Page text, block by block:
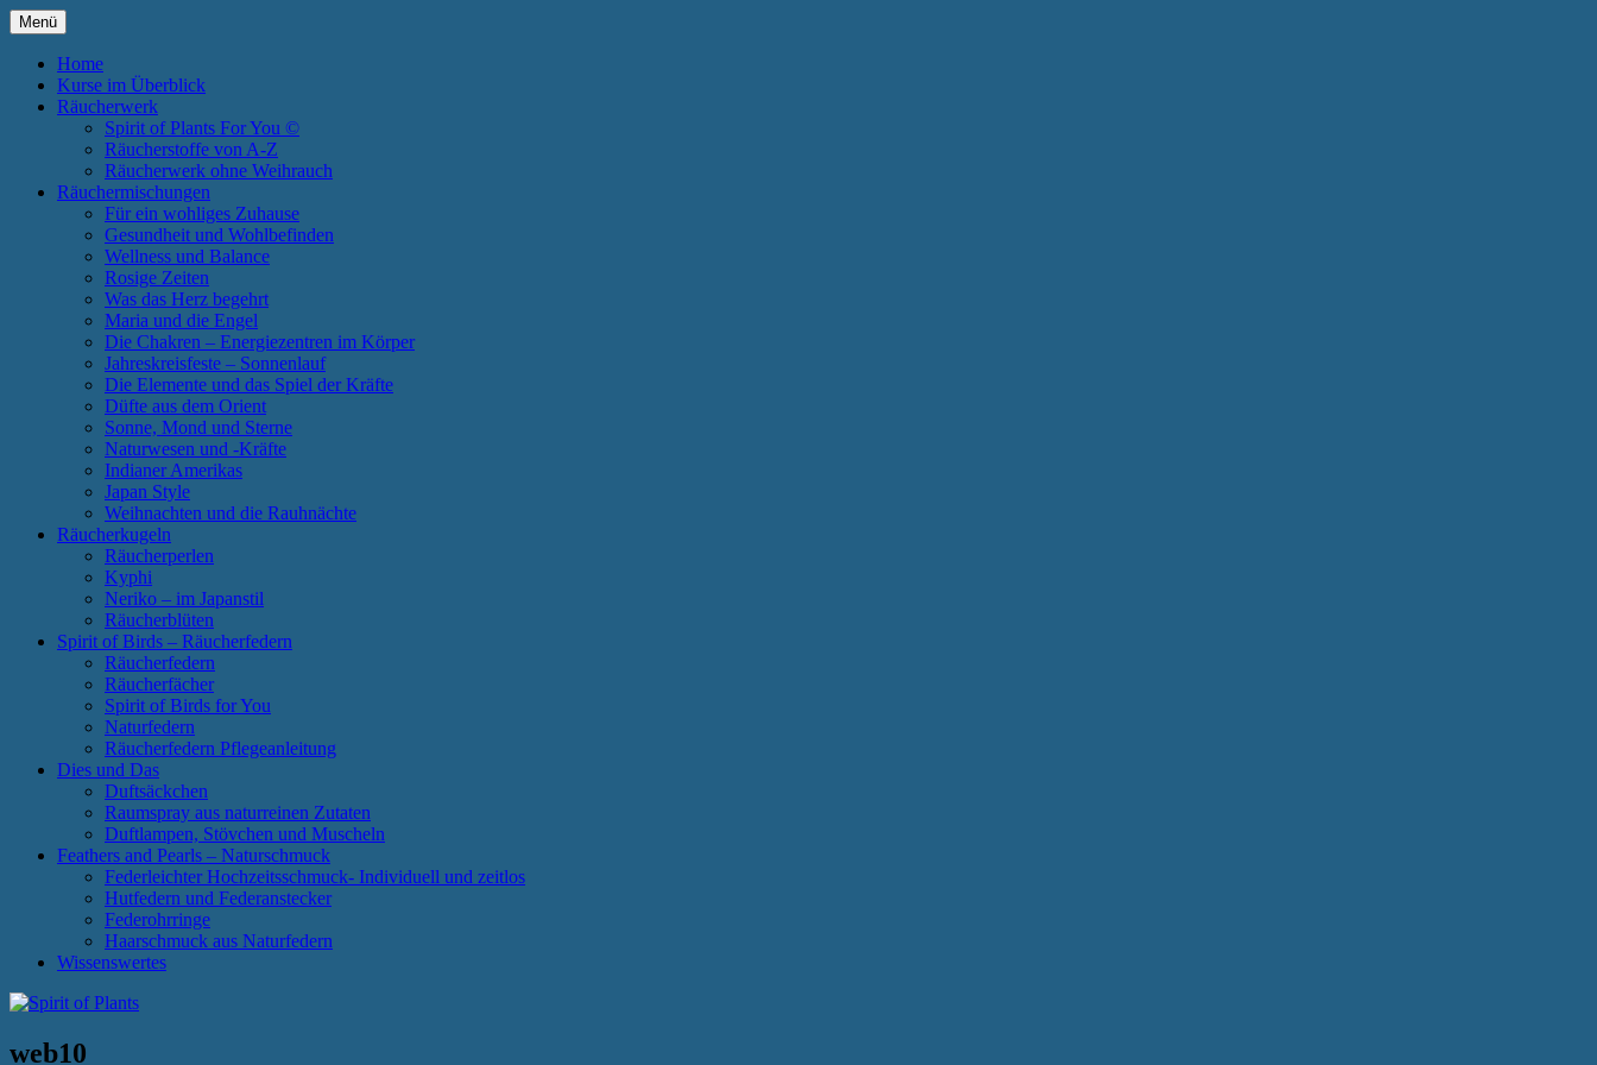
Zum
Inhalt
springen
Spirit of Plants
Menü
Home
Kurse im Überblick
Räucherwerk
Spirit of Plants For You ©
Räucherstoffe von A-Z
Räucherwerk ohne Weihrauch
Räuchermischungen
Für ein wohliges Zuhause
Gesundheit und Wohlbefinden
Wellness und Balance
Rosige Zeiten
Was das Herz begehrt
Maria und die Engel
Die Chakren – Energiezentren im Körper
Jahreskreisfeste – Sonnenlauf
Die Elemente und das Spiel der Kräfte
Düfte aus dem Orient
Sonne, Mond und Sterne
Naturwesen und -Kräfte
Indianer Amerikas
Japan Style
Weihnachten und die Rauhnächte
Räucherkugeln
Räucherperlen
Kyphi
Neriko – im Japanstil
Räucherblüten
Spirit of Birds – Räucherfedern
Räucherfedern
Räucherfächer
Spirit of Birds for You
Naturfedern
Räucherfedern Pflegeanleitung
Dies und Das
Duftsäckchen
Raumspray aus naturreinen Zutaten
Duftlampen, Stövchen und Muscheln
Feathers and Pearls – Naturschmuck
Federleichter Hochzeitsschmuck- Individuell und zeitlos
Hutfedern und Federanstecker
Federohrringe
Haarschmuck aus Naturfedern
Wissenswertes
web10